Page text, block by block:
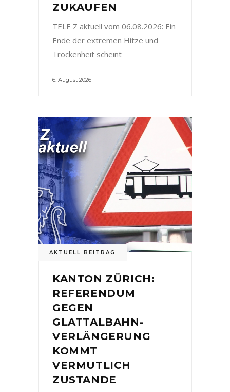
ZUKAUFEN
TELE Z aktuell vom 06.08.2026: Ein
Ende der extremen Hitze und
Trockenheit scheint
6. August 2026
AKTUELL BEITRAG
KANTON ZÜRICH:
REFERENDUM
GEGEN
GLATTALBAHN-
VERLÄNGERUNG
KOMMT
VERMUTLICH
ZUSTANDE